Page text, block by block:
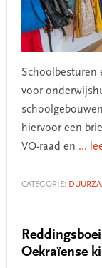
Schoolbesturen
voor
hiervoor een
VO-raad en ...
CATEGORIE:
Oekraïense